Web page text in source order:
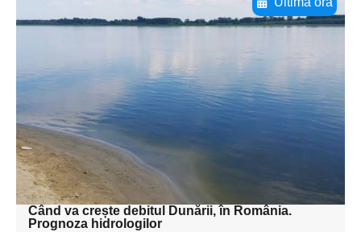
Adaugă aici textul pentru
subtitluAdaugă aici
textul pentru
subtitluAdaugă aici
textul pentru
subtitluAdaugă aici
textul pentru subti
Când va crește debitul Dunării, în România.
Prognoza hidrologilor